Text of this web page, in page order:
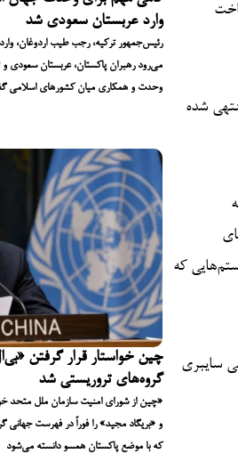
وارد عربستان سعودی شد
رئیس‌جمهور ترکیه، رجب طیب اردوغان،
می‌رود رهبران پاکستان، عربستان سعودی و
وحدت و همکاری میان کشورهای اسلامی
چین خواستار قرار گرفتن
گروه‌های تروریستی شد
چین از شورای امنیت سازمان ملل متحد
که با موضع پاکستان همسو دانسته می‌شود
شده
که
سایبری